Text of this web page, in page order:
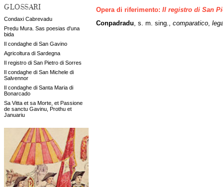
GLOSSARI
Condaxi Cabrevadu
Predu Mura. Sas poesias d'una
bida
Il condaghe di San Gavino
Agricoltura di Sardegna
Il registro di San Pietro di Sorres
Il condaghe di San Michele di
Salvennor
Il condaghe di Santa Maria di
Bonarcado
Sa Vitta et sa Morte, et Passione
de sanctu Gavinu, Prothu et
Januariu
Opera di riferimento: Il registro di San
Conpadradu , s. m. sing., comparatico